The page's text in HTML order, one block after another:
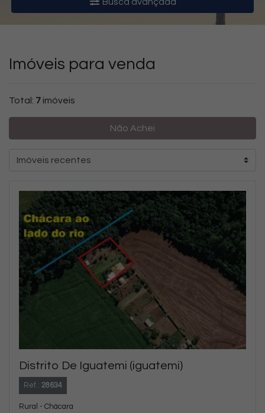
Imóveis para venda
Total: 7 imóveis
Não Achei
Distrito De Iguatemi (iguatemi)
Ref.: 28634
Rural - Chácara